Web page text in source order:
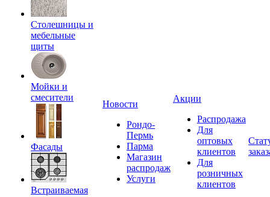
Столешницы и
мебельные
щиты
Мойки и
смесители
Фасады
Встраиваемая
Новости
Рондо-
Пермь
Парма
Магазин
распродаж
Услуги
Акции
Распродажа
Для
оптовых
клиентов
Для
розничных
клиентов